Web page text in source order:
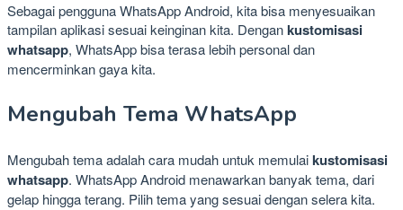
Sebagai pengguna WhatsApp Android, kita bisa menyesuaikan
tampilan aplikasi sesuai keinginan kita. Dengankustomisasi
whatsapp, WhatsApp bisa terasa lebih personal dan
mencerminkan gaya kita.
Mengubah Tema WhatsApp
Mengubah tema adalah cara mudah untuk memulaikustomisasi
whatsapp. WhatsApp Android menawarkan banyak tema, dari
gelap hingga terang. Pilih tema yang sesuai dengan selera kita.